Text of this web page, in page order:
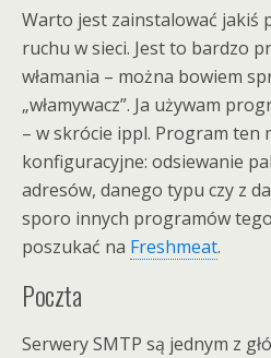
Warto jest zainstalować jakiś
ruchu w sieci. Jest to bardzo
włamania – można bowiem
„włamywacz”. Ja używam
– w skrócie ippl. Program ten
konfiguracyjne: odsiewanie
adresów, danego typu czy z
sporo innych programów
poszukać na Freshmeat.
Poczta
Serwery SMTP są jednym z